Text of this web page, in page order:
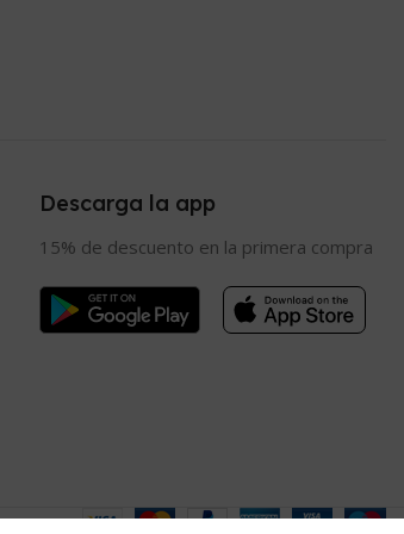
Descarga la app
15% de descuento en la primera compra